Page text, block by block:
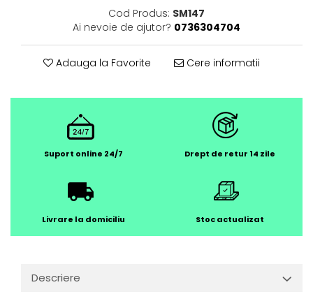
Cod Produs: SM147
Ai nevoie de ajutor? 0736304704
Adauga la Favorite Cere informatii
Suport online 24/7 Drept de retur 14 zile
Livrare la domiciliu Stoc actualizat
Descriere